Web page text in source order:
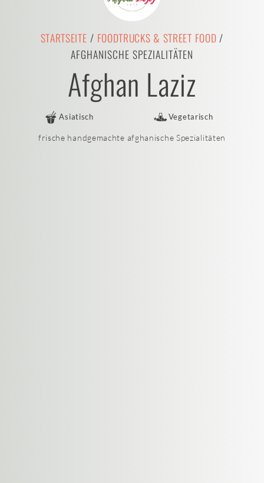
STARTSEITE / FOODTRUCKS & STREET FOOD/
AFGHANISCHE SPEZIALITÄTEN
Afghan Laziz
Asiatisch Vegetarisch
frische handgemachte afghanische Spezialitäten